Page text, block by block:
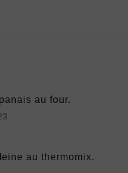
au four.
au thermomix.